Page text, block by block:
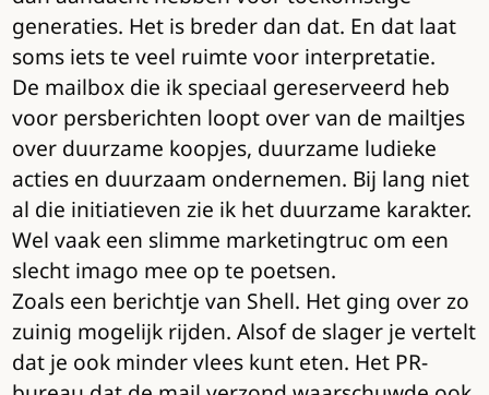
generaties. Het is breder dan dat. En dat laat
soms iets te veel ruimte voor interpretatie.
De mailbox die ik speciaal gereserveerd heb
voor persberichten loopt over van de mailtjes
over duurzame koopjes, duurzame ludieke
acties en duurzaam ondernemen. Bij lang niet
al die initiatieven zie ik het duurzame karakter.
Wel vaak een slimme marketingtruc om een
slecht imago mee op te poetsen.
Zoals een berichtje van Shell. Het ging over zo
zuinig mogelijk rijden. Alsof de slager je vertelt
dat je ook minder vlees kunt eten. Het PR-